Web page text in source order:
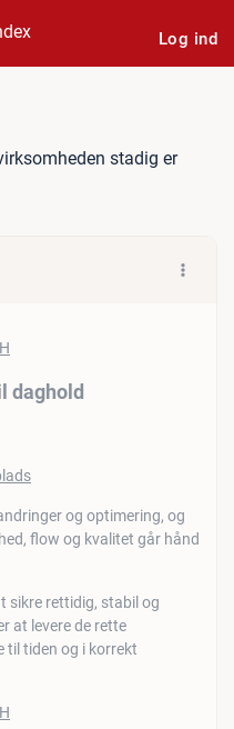
Log ind
stadig er
daghold
og optimering, og
flow og kvalitet går hånd
sikre rettidig, stabil og
at levere de rette
til tiden og i korrekt